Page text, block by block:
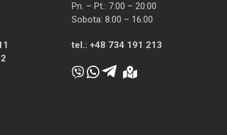
Pn. – Pt.: 7:00 – 20:00
Sobota: 8:00 – 16:00
tel.: +48 734 191 213